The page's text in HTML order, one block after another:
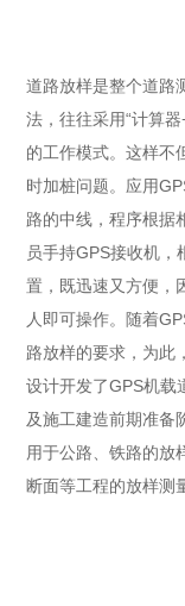
道路放样是整个道路
法，往往采用“计算
的工作模式。这样不
时加桩问题。应用
路的中线，程序根据
员手持GPS接收机，
置，既迅速又方便，
人即可操作。随着
路放样的要求，为此
设计开发了GPS机载
及施工建造前期准备
用于公路、铁路的放
断面等工程的放样测